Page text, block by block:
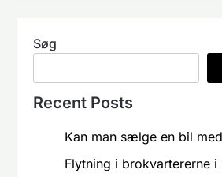
Søg
Recent Posts
Kan man sælge en bil
Flytning i brokvartererne i